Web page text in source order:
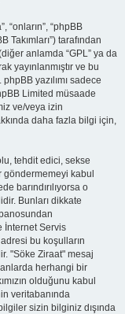
“onların”, “phpBB
Takımları”) tarafından
anlamda “GPL” ya da
yayınlanmıştır ve bu
yazılımı sadece
Limited müsaade
ve/veya izin
daha fazla bilgi için,
tehdit edici, sekse
kabul
barındırılıyorsa o
Bunları dikkate
İnternet Servis
bu koşulların
"Söke Ziraat" mesaj
herhangi bir
olduğunu kabul
veritabanında
sizin bilginiz dışında